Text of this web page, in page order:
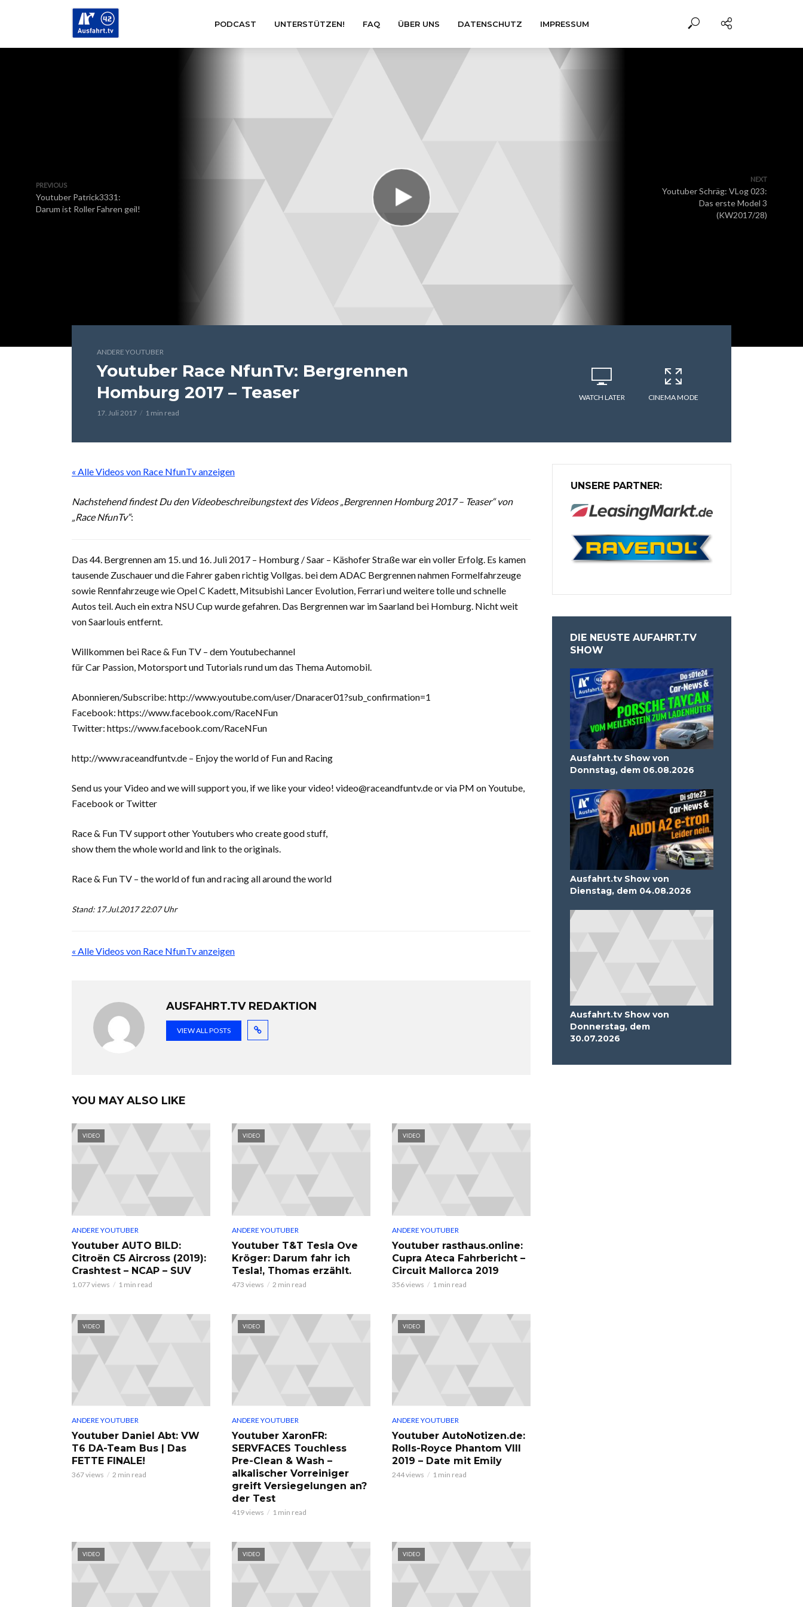
PODCAST UNTERSTÜTZEN! FAQ ÜBER UNS DATENSCHUTZ IMPRESSUM
PREVIOUS
Youtuber Patrick3331:
Darum ist Roller Fahren geil!
NEXT
Youtuber Schräg: VLog 023:
Das erste Model 3
(KW2017/28)
ANDERE YOUTUBER
Youtuber Race NfunTv: Bergrennen
Homburg 2017 – Teaser
17. Juli 2017 1 min read
WATCH LATER CINEMA MODE
« Alle Videos von Race NfunTv anzeigen
Nachstehend findest Du den Videobeschreibungstext des Videos „Bergrennen Homburg 2017 – Teaser“ von
„Race NfunTv“:
Das 44. Bergrennen am 15. und 16. Juli 2017 – Homburg / Saar – Käshofer Straße war ein voller Erfolg. Es kamen
tausende Zuschauer und die Fahrer gaben richtig Vollgas. bei dem ADAC Bergrennen nahmen Formelfahrzeuge
sowie Rennfahrzeuge wie Opel C Kadett, Mitsubishi Lancer Evolution, Ferrari und weitere tolle und schnelle
Autos teil. Auch ein extra NSU Cup wurde gefahren. Das Bergrennen war im Saarland bei Homburg. Nicht weit
von Saarlouis entfernt.
Willkommen bei Race & Fun TV – dem Youtubechannel
für Car Passion, Motorsport und Tutorials rund um das Thema Automobil.
Abonnieren/Subscribe: http://www.youtube.com/user/Dnaracer01?sub_confirmation=1
Facebook: https://www.facebook.com/RaceNFun
Twitter: https://www.facebook.com/RaceNFun
http://www.raceandfuntv.de – Enjoy the world of Fun and Racing
Send us your Video and we will support you, if we like your video! video@raceandfuntv.de or via PM on Youtube,
Facebook or Twitter
Race & Fun TV support other Youtubers who create good stuff,
show them the whole world and link to the originals.
Race & Fun TV – the world of fun and racing all around the world
Stand: 17.Jul.2017 22:07 Uhr
« Alle Videos von Race NfunTv anzeigen
AUSFAHRT.TV REDAKTION
VIEW ALL POSTS
YOU MAY ALSO LIKE
VIDEO
ANDERE YOUTUBER
Youtuber AUTO BILD:
Citroën C5 Aircross (2019):
Crashtest – NCAP – SUV
1.077 views 1 min read
VIDEO
ANDERE YOUTUBER
Youtuber T&T Tesla Ove
Kröger: Darum fahr ich
Tesla!, Thomas erzählt.
473 views 2 min read
VIDEO
ANDERE YOUTUBER
Youtuber rasthaus.online:
Cupra Ateca Fahrbericht –
Circuit Mallorca 2019
356 views 1 min read
VIDEO
ANDERE YOUTUBER
Youtuber Daniel Abt: VW
T6 DA-Team Bus | Das
FETTE FINALE!
367 views 2 min read
VIDEO
ANDERE YOUTUBER
Youtuber XaronFR:
SERVFACES Touchless
Pre-Clean & Wash –
alkalischer Vorreiniger
greift Versiegelungen an?
der Test
419 views 1 min read
VIDEO
ANDERE YOUTUBER
Youtuber AutoNotizen.de:
Rolls-Royce Phantom VIII
2019 – Date mit Emily
244 views 1 min read
VIDEO VIDEO VIDEO
UNSERE PARTNER:
DIE NEUSTE AUFAHRT.TV
SHOW
Ausfahrt.tv Show von
Donnstag, dem 06.08.2026
Ausfahrt.tv Show von
Dienstag, dem 04.08.2026
Ausfahrt.tv Show von
Donnerstag, dem
30.07.2026